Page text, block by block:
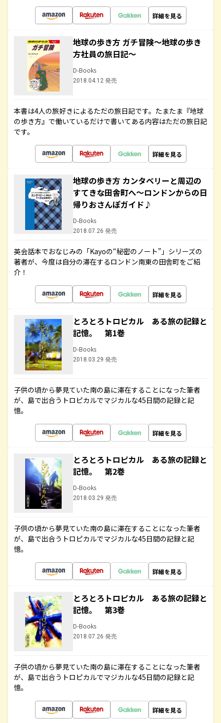
詳細を見る
地球の歩き方 ガチ冒険～地球の歩き
方社員の旅日記～
D-Books
2018.04.12 発売
本書は4人の旅好きによるただの旅日記です。たまたま『地球
の歩き方』で働いているだけで書いてある内容はただの旅日記
です。
詳細を見る
地球の歩き方 カンタベリーと周辺の
すてきな田舎町へ～ロンドンからの日
帰りおさんぽガイド♪
D-Books
2018.07.26 発売
英会話本でおなじみの「Kayoの“秘密のノート”」シリーズの
著者が、今度は自分の滞在するロンドン南東の田舎町をご紹
介！
詳細を見る
とろとろトロピカル ある旅の記録と
記憶。 第1巻
D-Books
2018.03.29 発売
子供の頃から夢見ていた南の島に滞在することになった筆者
が、島で出合うトロピカルでマジカルな45日間の記録と記
憶。
詳細を見る
とろとろトロピカル ある旅の記録と
記憶。 第2巻
D-Books
2018.03.29 発売
子供の頃から夢見ていた南の島に滞在することになった筆者
が、島で出合うトロピカルでマジカルな45日間の記録と記
憶。
詳細を見る
とろとろトロピカル ある旅の記録と
記憶。 第3巻
D-Books
2018.07.26 発売
子供の頃から夢見ていた南の島に滞在することになった筆者
が、島で出合うトロピカルでマジカルな45日間の記録と記
憶。
詳細を見る